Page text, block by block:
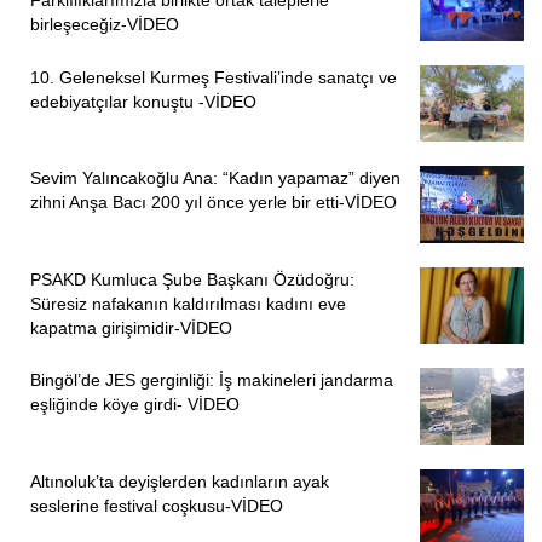
silsilesinin halkalarından biri olarak gerçekleştirildiği
vurgulanan açıklamanın devamında şunlar dile getirildi:
“Yüz yıllara yayılan bir kuşatmaya, sayısız sefere maruz
halk hareketiyle başlatılmış, 1937-38’lerde ise
zirveleştirilmiştir. Toplumsal varlığı hedefe konulan, bir
bütün olarak tasfiye edilmek istenen Kürt halk gerçekliğinin
özgün bir rengi olan Dersim, Osmanlıyla 16’cı yüzyılın
başlarında karşılaşmıştır. Dersimlinin o günden bu yana
yaptığı şey ise, elde kılıç üzerine gelen bu gücün
karşısında yaşamını ve yaşam alanlarını savunmaktan
ibarettir. Kurtuluş Savaşı sürecinde Dersim’e de heyetler
gelmiş, gitmiş, bir şeylerin değişeceği, Kürtlere vaat edilen
özerklik temelinde ortak vatanda ortak yaşam olacağı
söylenmiş fakat düze çıkar çıkmaz Kürt halkının da diğer
halkların akıbetine uğratıldığı görülmüştür. 1937-38 süreci
birleşeceğiz-VİDEO
10. Geleneksel Kurmeş Festivali’inde sanatçı ve
edebiyatçılar konuştu -VİDEO
Sevim Yalıncakoğlu Ana: “Kadın yapamaz” diyen
zihni Anşa Bacı 200 yıl önce yerle bir etti-VİDEO
PSAKD Kumluca Şube Başkanı Özüdoğru:
Süresiz nafakanın kaldırılması kadını eve
kapatma girişimidir-VİDEO
Bingöl’de JES gerginliği: İş makineleri jandarma
eşliğinde köye girdi- VİDEO
Altınoluk’ta deyişlerden kadınların ayak
seslerine festival coşkusu-VİDEO